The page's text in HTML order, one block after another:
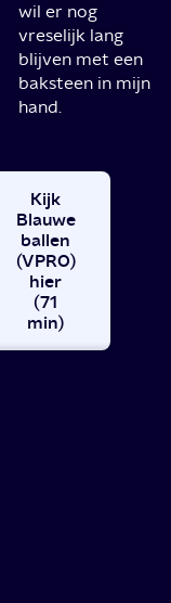
wil er nog
vreselijk lang
blijven met een
baksteen in mijn
hand.
Kijk
Blauwe
ballen
(VPRO)
hier
(71
min)